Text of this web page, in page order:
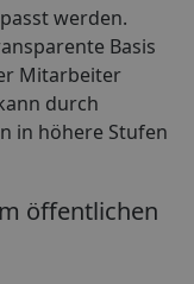
werden.
Basis
Mitarbeiter
durch
in höhere Stufen
öffentlichen